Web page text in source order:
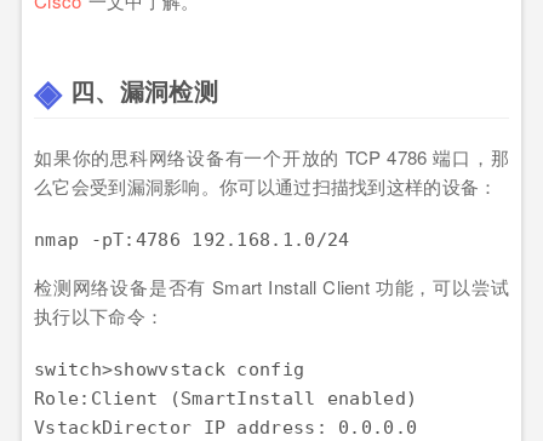
四、漏洞检测
如果你的思科网络设备有一个开放的 TCP 4786 端口，那
么它会受到漏洞影响。你可以通过扫描找到这样的设备：
nmap -pT: 4786 192.168.1.0/24
检测网络设备是否有 Smart Install Client 功能，可以尝试
执行以下命令：
switch>showvstack config
Role :Client (SmartInstall enabled
VstackDirector
IP address : 0 .0 .0 .0